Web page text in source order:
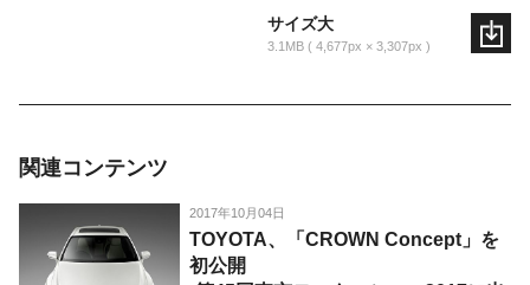
サイズ大
3.1MB 4,677px × 3,307px
関連コンテンツ
2017年10月04日
TOYOTA、「CROWN Concept」を
初公開